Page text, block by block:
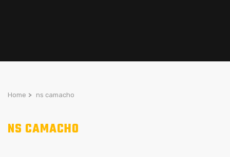
Home > ns camacho
NS CAMACHO